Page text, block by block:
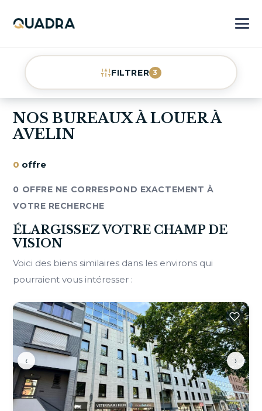
FILTRER 3
NOS BUREAUX À LOUER À
AVELIN
0 offre
0 OFFRE NE CORRESPOND EXACTEMENT À
VOTRE RECHERCHE
ÉLARGISSEZ VOTRE CHAMP DE
VISION
Voici des biens similaires dans les environs qui
pourraient vous intéresser :
‹ ›